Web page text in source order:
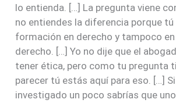
lo entienda. […] La pregunta viene
no entiendes la diferencia porque
formación en derecho y tampoco
derecho. […] Yo no dije que el
tener ética, pero como tu pregunta
parecer tú estás aquí para eso. […]
investigado un poco sabrías que